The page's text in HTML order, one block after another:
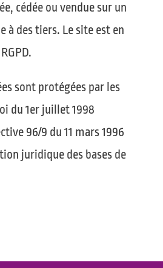
cédée ou vendue sur un
à des tiers. Le site est en
sont protégées par les
du 1er juillet 1998
96/9 du 11 mars 1996
juridique des bases de